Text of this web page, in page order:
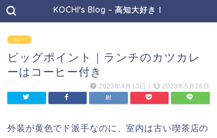
KOCHI's Blog – 高知大好き！
カレー
ビッグポイント｜ランチのカツカレ
ーはコーヒー付き
2023年4月13日 / 2023年5月26日
外装が黄色でド派手なのに、室内は古い喫茶店の